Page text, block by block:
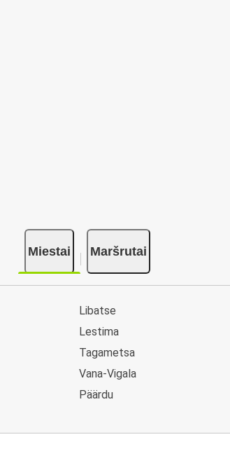
Miestai Maršrutai
Libatse
Lestima
Tagametsa
Vana-Vigala
Päärdu